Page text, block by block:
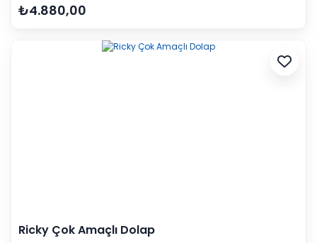
₺4.880,00
Ricky Çok Amaçlı Dolap